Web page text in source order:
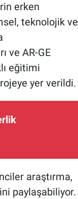
erken
teknolojik ve
ve AR-GE
eğitimi
yer verildi.
araştırma,
paylaşabiliyor.